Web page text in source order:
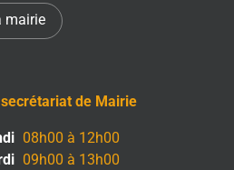
mairie
de Mairie
08h00 à 12h00
09h00 à 13h00